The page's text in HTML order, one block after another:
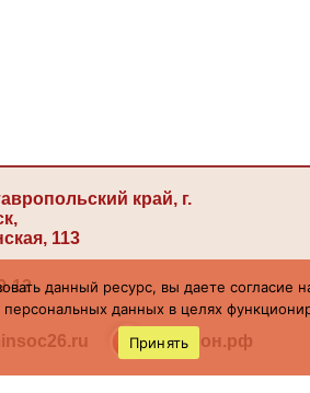
край, г.
113
12
бкцсон.рф
данный ресурс, вы даете согласие
данных в целях
Принять